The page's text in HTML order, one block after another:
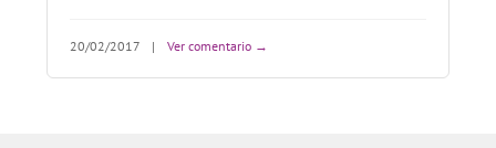
20/02/2017 | Ver comentario →